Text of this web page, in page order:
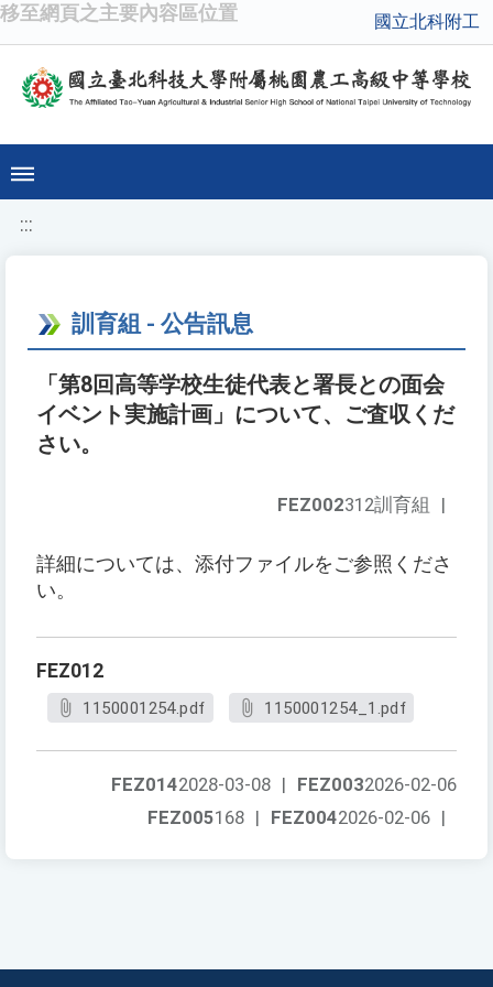
移至網頁之主要內容區位置 國立北科附工
:::
訓育組 - 公告訊息
「第8回高等学校生徒代表と署長との面会
イベント実施計画」について、ご査収くだ
さい。
FEZ002312訓育組 |
詳細については、添付ファイルをご参照くださ
い。
FEZ012
1150001254.pdf 1150001254_1.pdf
FEZ0032026-02-06
FEZ0142028-03-08 |
FEZ0042026-02-06 |
FEZ005168 |